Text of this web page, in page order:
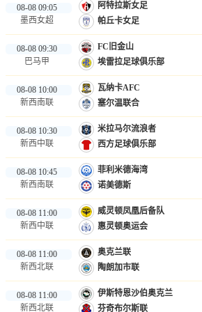
08-08 09:05
墨西女超
阿特拉斯女足
帕丘卡女足
08-08 09:30
巴马甲
FC旧金山
埃雷拉足球俱乐部
08-08 10:00
新西南联
瓦纳卡AFC
塞尔温联合
08-08 10:30
新西中联
米拉马尔流浪者
西方足球俱乐部
08-08 10:45
新西南联
菲利米德海湾
诺美德斯
08-08 11:00
新西中联
威灵顿凤凰后备队
惠灵顿奥运会
08-08 11:00
新西北联
奥克兰联
陶朗加市联
08-08 11:00
新西北联
伊斯特恩沙伯奥克兰
芬奇布尔斯联